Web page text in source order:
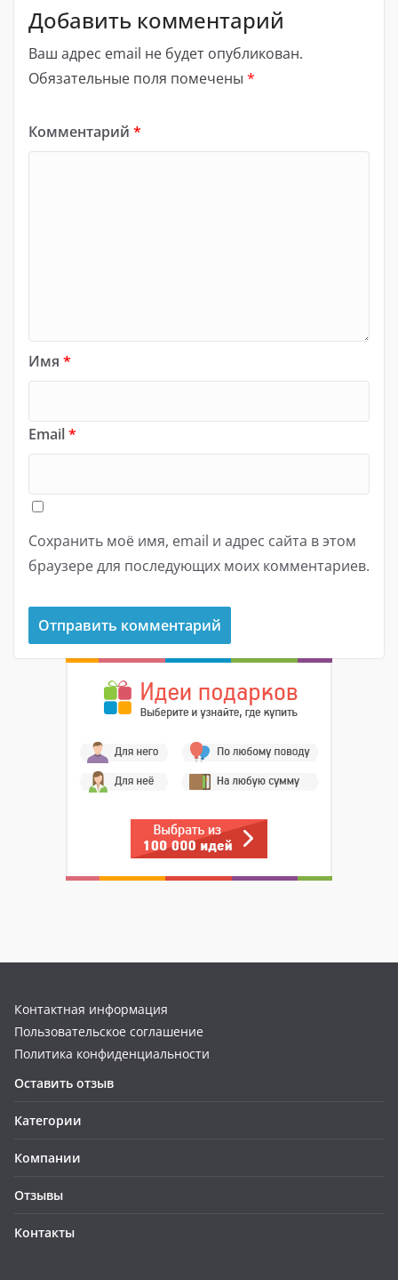
Добавить комментарий
Ваш адрес email не будет опубликован.
Обязательные поля помечены *
Комментарий *
Имя *
Email*
Сохранить моё имя, email и адрес сайта в этом
браузере для последующих моих комментариев.
Контактная информация
Пользовательское соглашение
Политика конфиденциальности
Оставить отзыв
Категории
Компании
Отзывы
Контакты